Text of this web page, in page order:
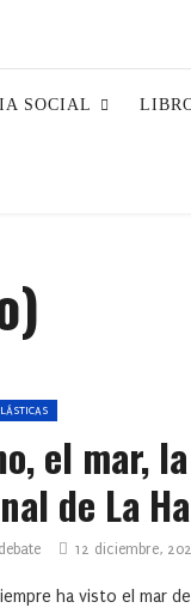
SOCIAL
el mar,
de La
12 diciembre,
ha visto el mar